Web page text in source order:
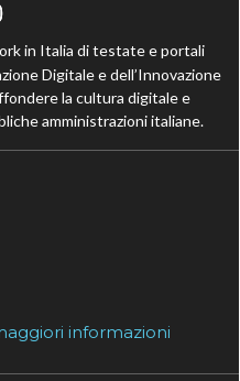
in Italia di testate e portali
Digitale e dell’Innovazione
la cultura digitale e
amministrazioni italiane.
informazioni